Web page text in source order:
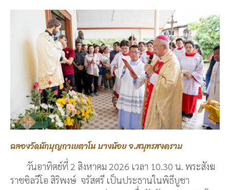
ฉลองวัดนักบุญกาเยตาโน บางน้อย จ.สมุทรสงคราม
วันอาทิตย์ที่ 2 สิงหาคม 2026 เวลา 10.30 น. พระสังฆ
ราชซิลวีโอ สิริพงษ์ จรัสศรี เป็นประธานในพิธีบูชา